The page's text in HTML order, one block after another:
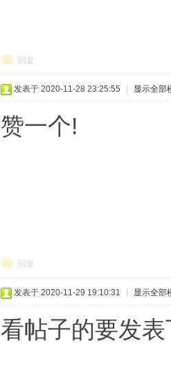
回复
发表于 2020-11-28 23:25:55 显示全部
赞一个!
回复
发表于 2020-11-29 19:10:31 显示全部
看帖子的要发